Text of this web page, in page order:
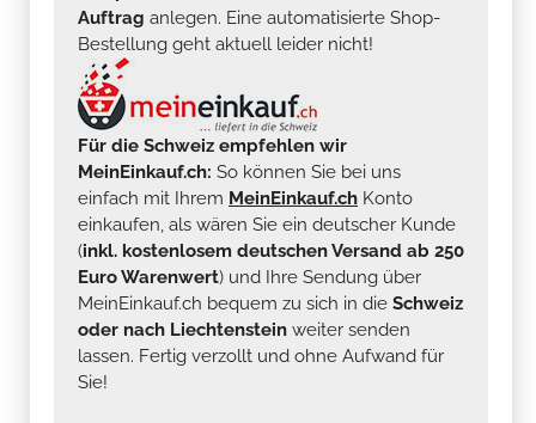
Auftrag anlegen. Eine automatisierte Shop-
Bestellung geht aktuell leider nicht!
Für die Schweiz empfehlen wir
MeinEinkauf.ch: So können Sie bei uns
einfach mit Ihrem MeinEinkauf.ch Konto
einkaufen, als wären Sie ein deutscher Kunde
(inkl. kostenlosem deutschen Versand ab 250
Euro Warenwert) und Ihre Sendung über
MeinEinkauf.ch bequem zu sich in die Schweiz
oder nach Liechtenstein weiter senden
lassen. Fertig verzollt und ohne Aufwand für
Sie!